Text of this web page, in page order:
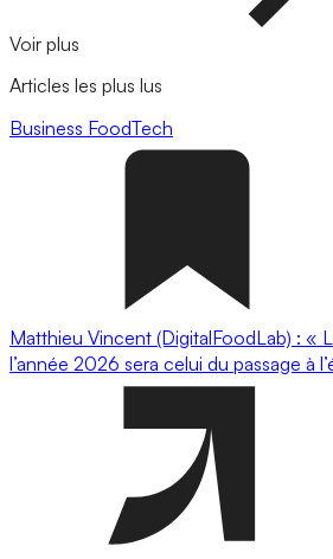
Voir plus
Articles les plus lus
Business FoodTech
Matthieu Vincent (DigitalFoodLab) : «
l’année 2026 sera celui du passage à